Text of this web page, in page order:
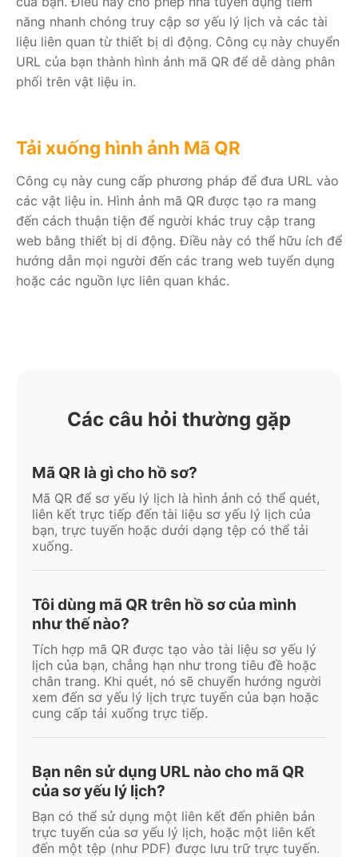
năng nhanh chóng truy cập sơ yếu lý lịch và các tài
liệu liên quan từ thiết bị di động. Công cụ này chuyển
URL của bạn thành hình ảnh mã QR để dễ dàng phân
phối trên vật liệu in.
Tải xuống hình ảnh Mã QR
Công cụ này cung cấp phương pháp để đưa URL vào
các vật liệu in. Hình ảnh mã QR được tạo ra mang
đến cách thuận tiện để người khác truy cập trang
web bằng thiết bị di động. Điều này có thể hữu ích để
hướng dẫn mọi người đến các trang web tuyển dụng
hoặc các nguồn lực liên quan khác.
Các câu hỏi thường gặp
Mã QR là gì cho hồ sơ?
Mã QR để sơ yếu lý lịch là hình ảnh có thể quét,
liên kết trực tiếp đến tài liệu sơ yếu lý lịch của
bạn, trực tuyến hoặc dưới dạng tệp có thể tải
xuống.
Tôi dùng mã QR trên hồ sơ của mình
như thế nào?
Tích hợp mã QR được tạo vào tài liệu sơ yếu lý
lịch của bạn, chẳng hạn như trong tiêu đề hoặc
chân trang. Khi quét, nó sẽ chuyển hướng người
xem đến sơ yếu lý lịch trực tuyến của bạn hoặc
cung cấp tải xuống trực tiếp.
Bạn nên sử dụng URL nào cho mã QR
của sơ yếu lý lịch?
Bạn có thể sử dụng một liên kết đến phiên bản
trực tuyến của sơ yếu lý lịch, hoặc một liên kết
đến một tệp (như PDF) được lưu trữ trực tuyến.